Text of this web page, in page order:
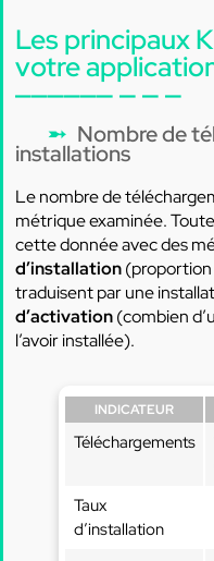
Les principaux
votre
Nombre de
installations
Le nombre de
métrique examinée.
cette donnée avec des
d’installation
traduisent par une
d’activation(combien
l’avoir installée).
INDICATEUR
Téléchargements
Taux
d’installation